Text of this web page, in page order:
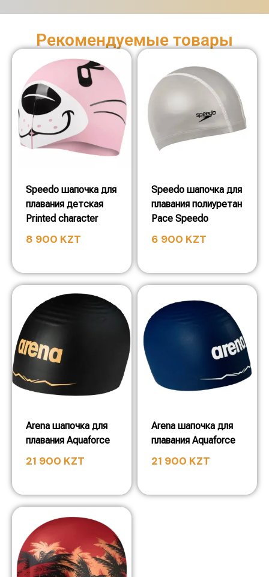
Рекомендуемые товары
Speedo шапочка для
плавания детская
Printed character
8 900 KZT
Speedo шапочка для
плавания полиуретан
Pace Speedo
6 900 KZT
Arena шапочка для
плавания Aquaforce
21 900 KZT
Arena шапочка для
плавания Aquaforce
21 900 KZT